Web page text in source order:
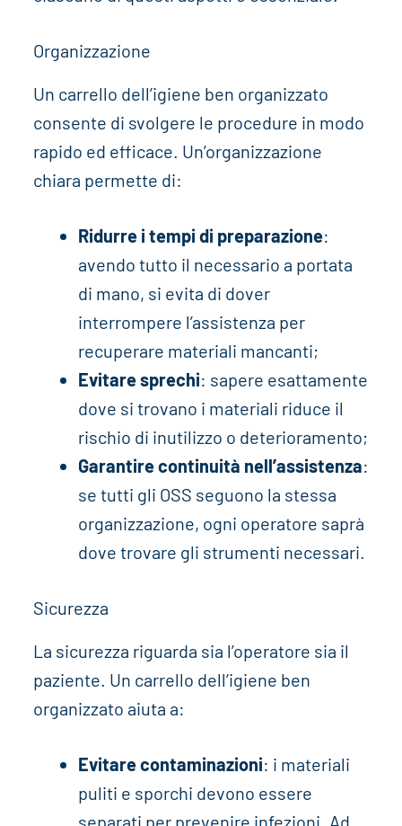
Organizzazione
Un carrello dell’igiene ben organizzato
consente di svolgere le procedure in modo
rapido ed efficace. Un’organizzazione
chiara permette di:
Ridurre i tempi di preparazione:
avendo tutto il necessario a portata
di mano, si evita di dover
interrompere l’assistenza per
recuperare materiali mancanti;
Evitare sprechi: sapere esattamente
dove si trovano i materiali riduce il
rischio di inutilizzo o deterioramento;
Garantire continuità nell’assistenza:
se tutti gli OSS seguono la stessa
organizzazione, ogni operatore saprà
dove trovare gli strumenti necessari.
Sicurezza
La sicurezza riguarda sia l’operatore sia il
paziente. Un carrello dell’igiene ben
organizzato aiuta a:
Evitare contaminazioni: i materiali
puliti e sporchi devono essere
separati per prevenire infezioni. Ad